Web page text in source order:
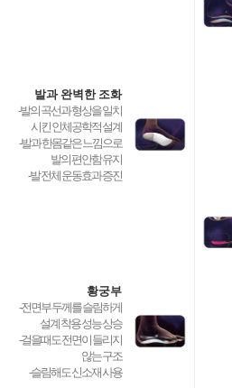
발과 완벽한 조화
-발의 곡선과 형상을 일치
시킨 인체공학적 설계
-발과 한몸같은 느낌으로
발의 편안함 유지
-발 전체 운동효과 증진
황궁부
-전면부 두께를 슬림하게
설계 착용 성능 상승
-걸을때도 전면이 들리지
않는 구조
-슬림해도 신소재 사용